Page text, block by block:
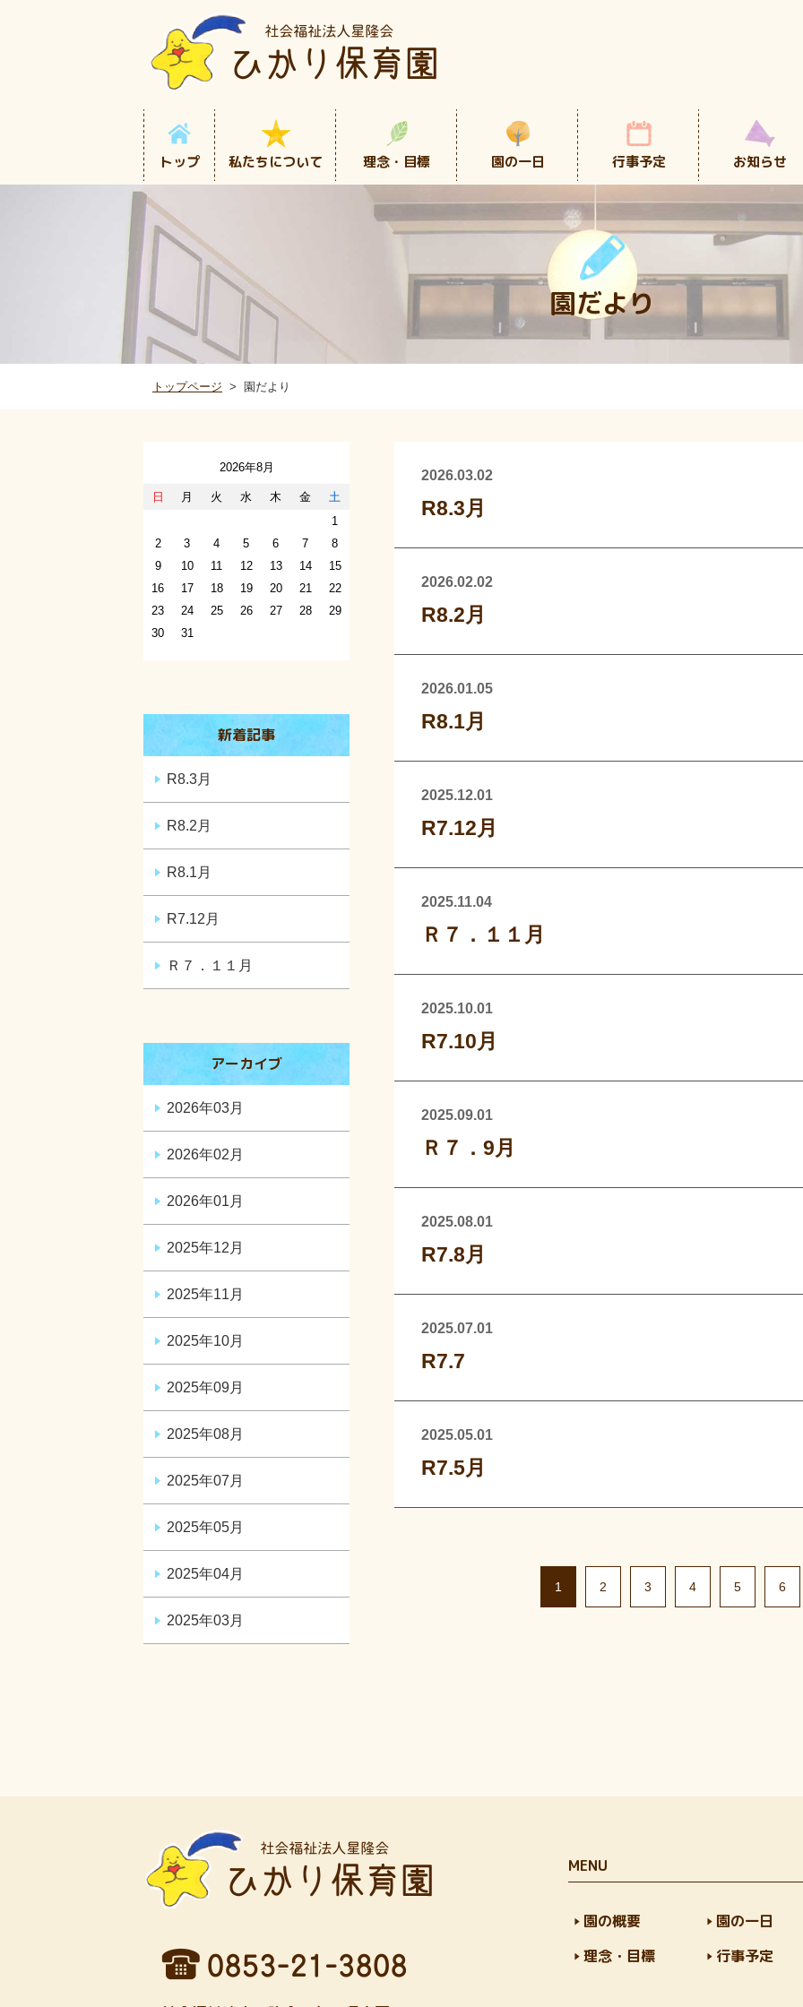
トップ 私たちについて 理念・目標 園の一日 行事予定 お知らせ
園だより
トップページ 園だより
2026.03.02
R8.3月
2026.02.02
R8.2月
2026.01.05
R8.1月
2025.12.01
R7.12月
2025.11.04
Ｒ７．１１月
2025.10.01
R7.10月
2025.09.01
Ｒ７．9月
2025.08.01
R7.8月
2025.07.01
R7.7
2025.05.01
R7.5月
1 2 3 4 5 6
2026年8月
日 月 火 水 木 金
土
1
2
3 4 5 6 7
8
9
10 11 12 13 14
15
16
17 18 19 20 21
22
23
24 25 26 27 28
29
30
31
新着記事
R8.3月
R8.2月
R8.1月
R7.12月
Ｒ７．１１月
アーカイブ
2026年03月
2026年02月
2026年01月
2025年12月
2025年11月
2025年10月
2025年09月
2025年08月
2025年07月
2025年05月
2025年04月
2025年03月
MENU
園の概要
理念・目標
園の一日
行事予定